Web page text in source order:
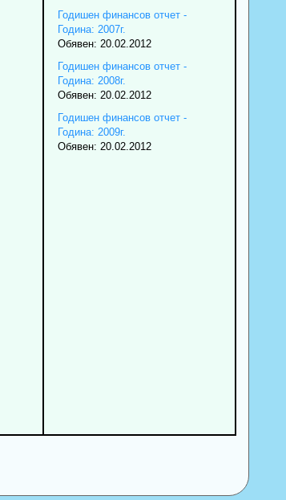
Годишен финансов отчет -
Година: 2007г.
Обявен: 20.02.2012
Годишен финансов отчет -
Година: 2008г.
Обявен: 20.02.2012
Годишен финансов отчет -
Година: 2009г.
Обявен: 20.02.2012